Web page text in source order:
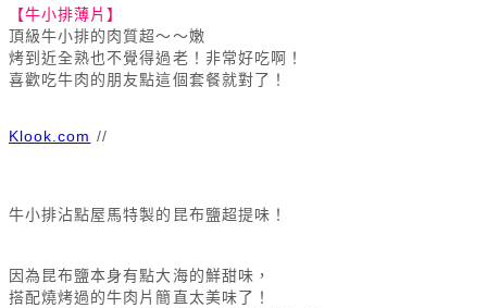
【牛小排薄片】
頂級牛小排的肉質超～～嫩
烤到近全熟也不覺得過老！非常好吃啊！
喜歡吃牛肉的朋友點這個套餐就對了！
Klook.com //
牛小排沾點屋馬特製的昆布鹽超提味！
因為昆布鹽本身有點大海的鮮甜味，
搭配燒烤過的牛肉片簡直太美味了！